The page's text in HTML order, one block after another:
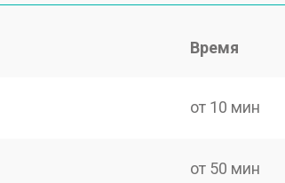
Время
от 10 мин
от 50 мин